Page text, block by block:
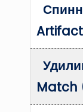
Artifact
Match